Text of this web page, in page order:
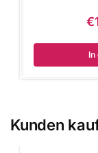
€
In
Kunden